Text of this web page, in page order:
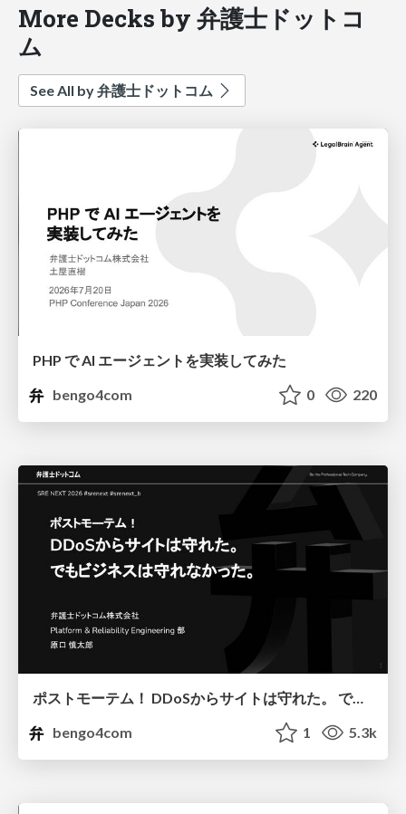
More Decks by 弁護士ドットコ
ム
See All by 弁護士ドットコム
PHP で AI エージェントを実装してみた
bengo4com
0 220
ポストモーテム！ DDoSからサイトは守れた。 でもビジネスは守れなかった。
bengo4com
1 5.3k